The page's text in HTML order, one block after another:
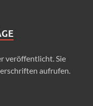
veröffentlicht. Sie
aufrufen.